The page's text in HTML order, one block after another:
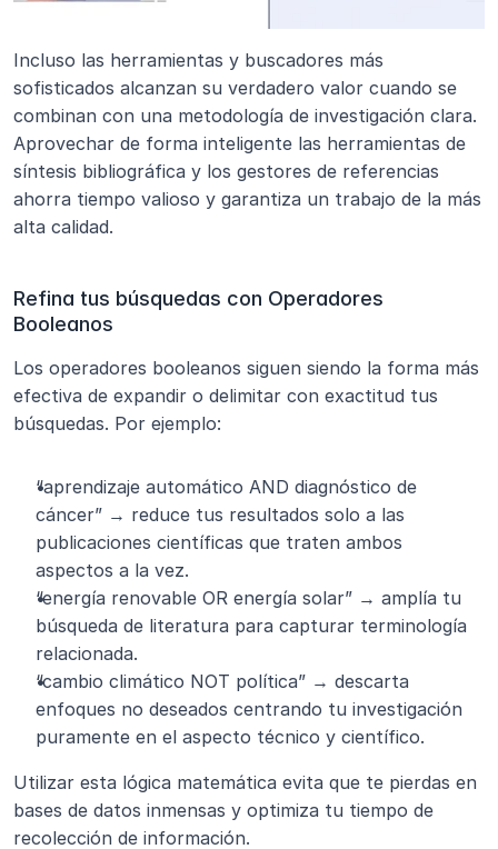
Incluso las herramientas y buscadores más
sofisticados alcanzan su verdadero valor cuando se
combinan con una metodología de investigación clara.
Aprovechar de forma inteligente las herramientas de
síntesis bibliográfica y los gestores de referencias
ahorra tiempo valioso y garantiza un trabajo de la más
alta calidad.
Refina tus búsquedas con Operadores
Booleanos
Los operadores booleanos siguen siendo la forma más
efectiva de expandir o delimitar con exactitud tus
búsquedas. Por ejemplo:
“aprendizaje automático AND diagnóstico de
cáncer” → reduce tus resultados solo a las
publicaciones científicas que traten ambos
aspectos a la vez.
“energía renovable OR energía solar” → amplía tu
búsqueda de literatura para capturar terminología
relacionada.
“cambio climático NOT política” → descarta
enfoques no deseados centrando tu investigación
puramente en el aspecto técnico y científico.
Utilizar esta lógica matemática evita que te pierdas en
bases de datos inmensas y optimiza tu tiempo de
recolección de información.